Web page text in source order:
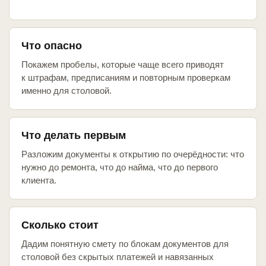
Что опасно
Покажем пробелы, которые чаще всего приводят
к штрафам, предписаниям и повторным проверкам
именно для столовой.
Что делать первым
Разложим документы к открытию по очерёдности: что
нужно до ремонта, что до найма, что до первого
клиента.
Сколько стоит
Дадим понятную смету по блокам документов для
столовой без скрытых платежей и навязанных